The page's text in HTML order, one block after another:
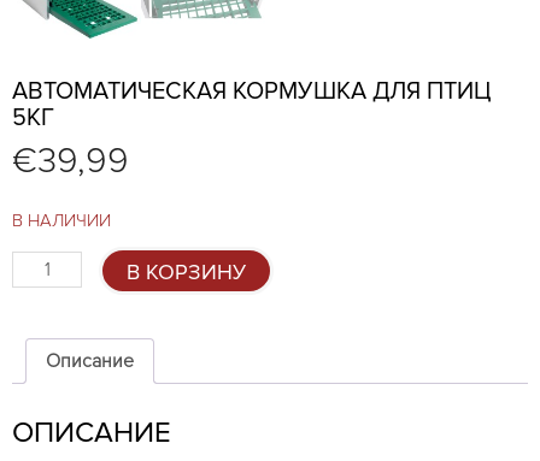
АВТОМАТИЧЕСКАЯ КОРМУШКА ДЛЯ ПТИЦ
5КГ
€39,99
В НАЛИЧИИ
Количество
товара
кормушка
птиц
В КОРЗИНУ
Описание
ОПИСАНИЕ